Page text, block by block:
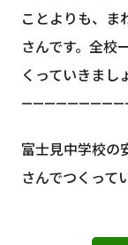
ことよりも、ま
さんです。全校
くっていきまし
富士見中学校の
さんでつくって